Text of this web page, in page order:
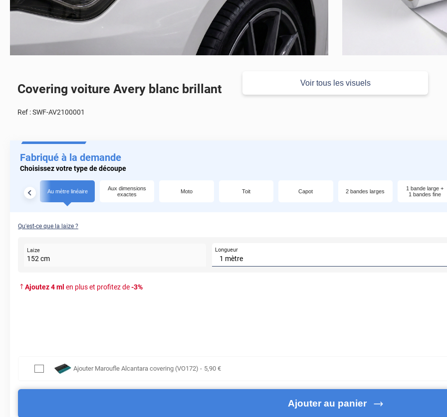
Voir tous les visuels
Covering voiture Avery blanc brillant
Ref :SWF-AV2100001
Fabriqué à la demande
Choisissez votre type de découpe
Au mètre linéaire
Aux dimensions
exactes
Moto Toit Capot 2 bandes larges
1 bande large +
1 bandes fine
Qu'est-ce que la laize ?
Laize
152 cm
Longueur
Ajoutez4ml en plus et profitez de-3%
Ajouter Maroufle Alcantara covering (VO172) - 5,90 €
Ajouter au panier